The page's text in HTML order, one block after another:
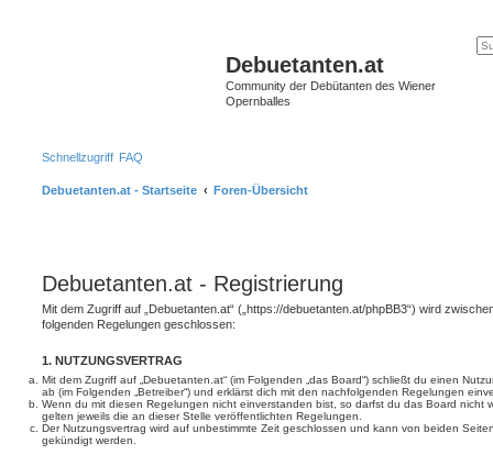
Debuetanten.at
Community der Debütanten des Wiener
Opernballes
Schnellzugriff FAQ
Debuetanten.at - Startseite Foren-Übersicht
Debuetanten.at - Registrierung
Mit dem Zugriff auf „Debuetanten.at“ („https://debuetanten.at/phpBB3“) wird
folgenden Regelungen geschlossen:
1. NUTZUNGSVERTRAG
Mit dem Zugriff auf „Debuetanten.at“ (im Folgenden „das Board“) schließt du einen
ab (im Folgenden „Betreiber“) und erklärst dich mit den nachfolgenden Regelungen
Wenn du mit diesen Regelungen nicht einverstanden bist, so darfst du das Board nicht
gelten jeweils die an dieser Stelle veröffentlichten Regelungen.
Der Nutzungsvertrag wird auf unbestimmte Zeit geschlossen und kann von beiden
gekündigt werden.